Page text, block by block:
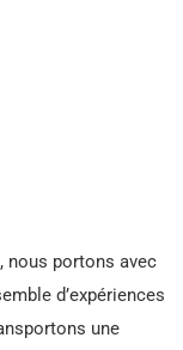
nous portons avec
d’expériences
une